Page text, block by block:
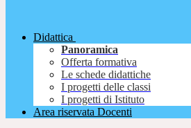
Didattica
Panoramica
Offerta formativa
Le schede didattiche
I progetti delle classi
I progetti di Istituto
Area riservata Docenti